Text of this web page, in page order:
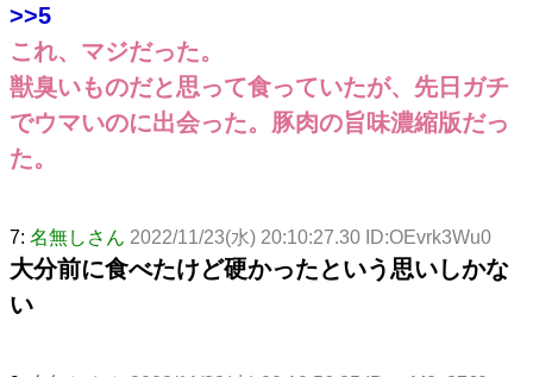
>>5
これ、マジだった。
獣臭いものだと思って食っていたが、先日ガチ
でウマいのに出会った。豚肉の旨味濃縮版だっ
た。
7: 名無しさん 2022/11/23(水) 20:10:27.30 ID:OEvrk3Wu0
大分前に食べたけど硬かったという思いしかな
い